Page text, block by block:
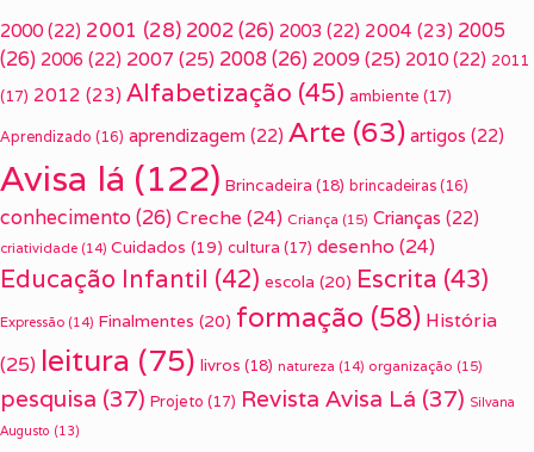
2000 (22) 2001 (28) 2002(26) 2003 (22) 2004 (23) 2005
(26) 2006 (22) 2007 (25) 2008(26) 2009(25) 2010 (22) 2011
(17) 2012 (23) Alfabetização (45) ambiente (17)
Aprendizado (16) aprendizagem (22) Arte (63) artigos (22)
Avisa lá (122) Brincadeira (18) brincadeiras (16)
conhecimento(26) Creche (24) Criança (15) Crianças (22)
criatividade (14) Cuidados (19) cultura (17) desenho (24)
Educação Infantil (42) escola (20) Escrita (43)
Expressão (14) Finalmentes (20) formação (58) História
(25) leitura (75) livros (18) natureza (14) organização (15)
pesquisa (37) Projeto (17) Revista Avisa Lá (37) Silvana
Augusto (13)